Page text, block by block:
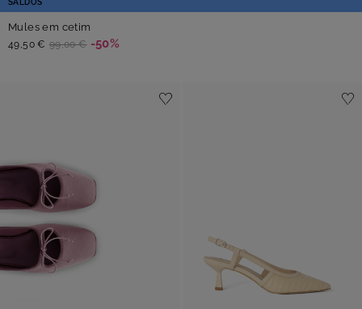
SALDOS
Mules em cetim
49,50 € 99,00 € -50%